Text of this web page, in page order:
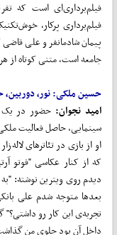
فیلم‌برداری‌ای است که
فیلم‌برداری پرکار،
پیمان شادمانفر و علی
جامعه است، متنی کوتاه از
حسین ملکی: نور، دوربین،
امید نجوان:حضور در یک
او از بازی در تئاترهای
که از کنار عکاسی "فوتو
دیدم روی ویترین نوشته:
بعدها متوجه شدم علی
تجربه‌ی این کار رو داشتی؟"
داخل آن بود جلوی من